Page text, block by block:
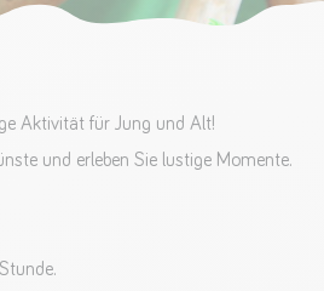
Aktivität für Jung und Alt!
und erleben Sie lustige Momente.